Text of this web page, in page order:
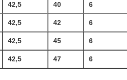
42,5 40 6
42,5 42 6
42,5 45 6
42,5 47 6